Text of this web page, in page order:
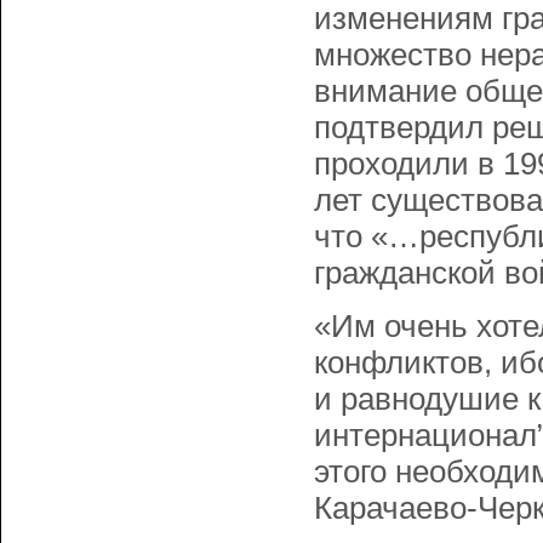
изменениям
множество
внимание
подтвердил
проходили в
лет
что
гражданской
«Им очень
конфликтов,
и равнодушие
этого
Карачаево-